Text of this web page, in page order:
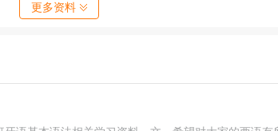
更多资料